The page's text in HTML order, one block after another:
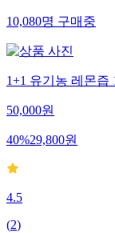
10,080명 구매중
1+1 유기농 레몬즙
50,000원
40%29,800원
4.5
(2)